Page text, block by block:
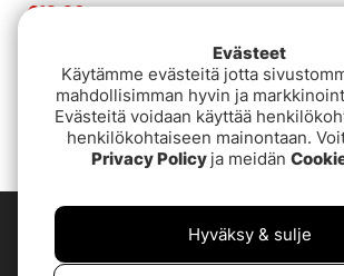
€13.90
Evästeet
Käytämme evästeitä jotta
mahdollisimman hyvin ja
Evästeitä voidaan käyttää
henkilökohtaiseen mainontaan.
Privacy Policy ja meidän
Hyväksy & sulje